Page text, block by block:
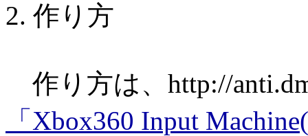
2. 作り方
作り方は、http://
「Xbox360 Input